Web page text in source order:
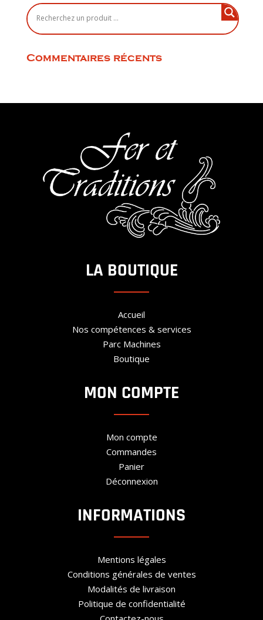
Commentaires récents
LA BOUTIQUE
Accueil
Nos compétences & services
Parc Machines
Boutique
MON COMPTE
Mon compte
Commandes
Panier
Déconnexion
INFORMATIONS
Mentions légales
Conditions générales de ventes
Modalités de livraison
Politique de confidentialité